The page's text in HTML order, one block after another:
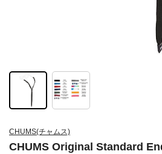
CHUMS(チャムス)
CHUMS Original Standard